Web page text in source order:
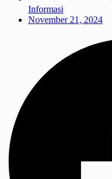
Informasi
November 21, 2024